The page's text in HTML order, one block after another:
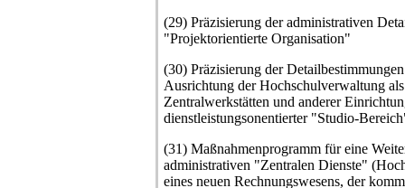
(29) Präzisierung der administrativen
"Projektorientierte Organisation"
(30) Präzisierung der
Ausrichtung der Hochschulverwaltung
Zentralwerkstätten und anderer
dienstleistungsonentierter "Studio-
(31) Maßnahmenprogramm für eine
administrativen "Zentralen Dienste"
eines neuen Rechnungswesens, der